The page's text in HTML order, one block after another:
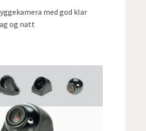
med god klar
og natt